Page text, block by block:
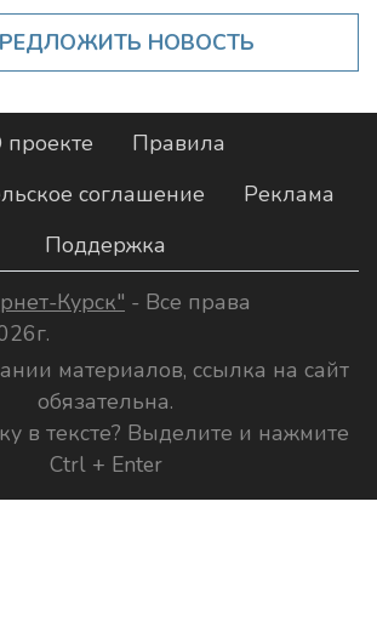
НОВОСТЬ
проекте
Правила
соглашение
Реклама
Поддержка
Курск" - Все права
материалов, ссылка на сайт
обязательна.
в тексте? Выделите и нажмите
Ctrl + Enter